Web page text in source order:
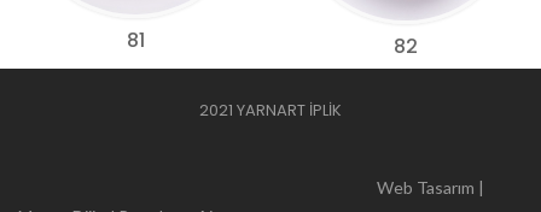
81 82
2021 YARNART İPLİK
Web Tasarım |